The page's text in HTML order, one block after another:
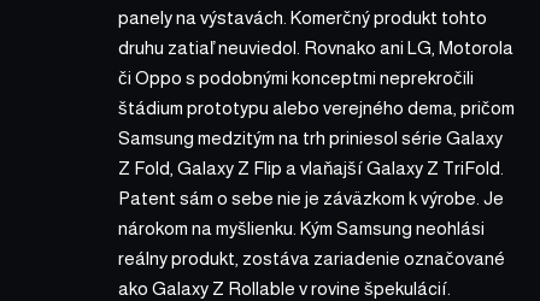
panely na výstavách. Komerčný produkt tohto
druhu zatiaľ neuviedol. Rovnako ani LG, Motorola
či Oppo s podobnými konceptmi neprekročili
štádium prototypu alebo verejného dema, pričom
Samsung medzitým na trh priniesol série Galaxy
Z Fold, Galaxy Z Flip a vlaňajší Galaxy Z TriFold.
Patent sám o sebe nie je záväzkom k výrobe. Je
nárokom na myšlienku. Kým Samsung neohlási
reálny produkt, zostáva zariadenie označované
ako Galaxy Z Rollable v rovine špekulácií.